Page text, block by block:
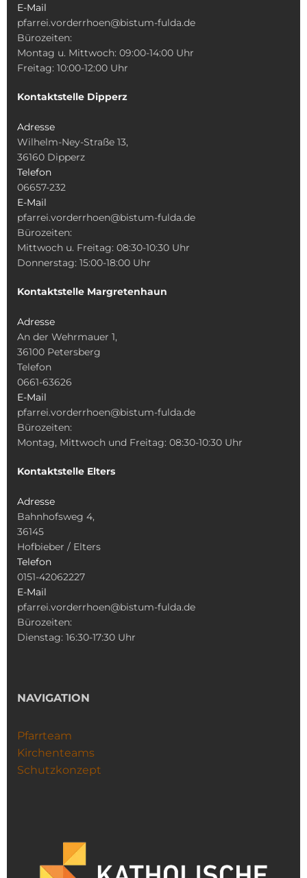
E-Mail
pfarrei.vorderrhoen@bistum-fulda.de
Bürozeiten:
Montag u. Mittwoch: 09:00-14:00 Uhr
Freitag: 10:00-12:00 Uhr
Kontaktstelle Dipperz
Adresse
Wilhelm-Ney-Straße 13,
36160 Dipperz
Telefon
06657-232
E-Mail
pfarrei.vorderrhoen@bistum-fulda.de
Bürozeiten:
Mittwoch u. Freitag: 08:30-10:30 Uhr
Donnerstag: 15:00-18:00 Uhr
Kontaktstelle Margretenhaun
Adresse
An der Wehrmauer 1,
36100 Petersberg
Telefon
0661-63626
E-Mail
pfarrei.vorderrhoen@bistum-fulda.de
Bürozeiten:
Montag, Mittwoch und Freitag: 08:30-10:30 Uhr
Kontaktstelle Elters
Adresse
Bahnhofsweg 4,
36145
Hofbieber / Elters
Telefon
0151-42062227
E-Mail
pfarrei.vorderrhoen@bistum-fulda.de
Bürozeiten:
Dienstag: 16:30-17:30 Uhr
NAVIGATION
Pfarrteam
Kirchenteams
Schutzkonzept